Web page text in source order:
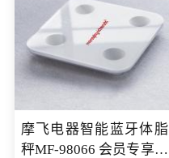
摩飞电器智能蓝牙体脂
秤MF-98066 会员专享价